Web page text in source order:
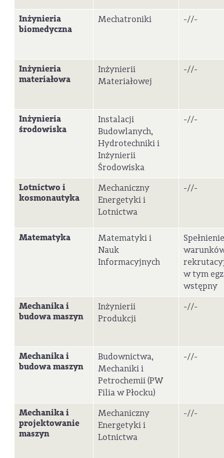
Inżynieria
biomedyczna
Mechatroniki -//-
Inżynieria
materiałowa
Inżynierii
Materiałowej
-//-
Inżynieria
środowiska
Instalacji
Budowlanych,
Hydrotechniki i
Inżynierii
Środowiska
-//-
Lotnictwo i
kosmonautyka
Mechaniczny
Energetyki i
Lotnictwa
-//-
Matematyka
Matematyki i
Nauk
Informacyjnych
Spełnienie
w tym
wstępny
Mechanika i
budowa maszyn
Inżynierii
Produkcji
-//-
Mechanika i
budowa maszyn
Budownictwa,
Mechaniki i
Petrochemii (PW
Filia w Płocku)
-//-
Mechanika i
projektowanie
maszyn
Mechaniczny
Energetyki i
Lotnictwa
-//-